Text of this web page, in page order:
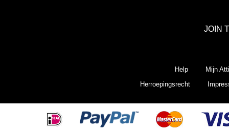
JOIN
Help
Mijn
Herroepingsrecht